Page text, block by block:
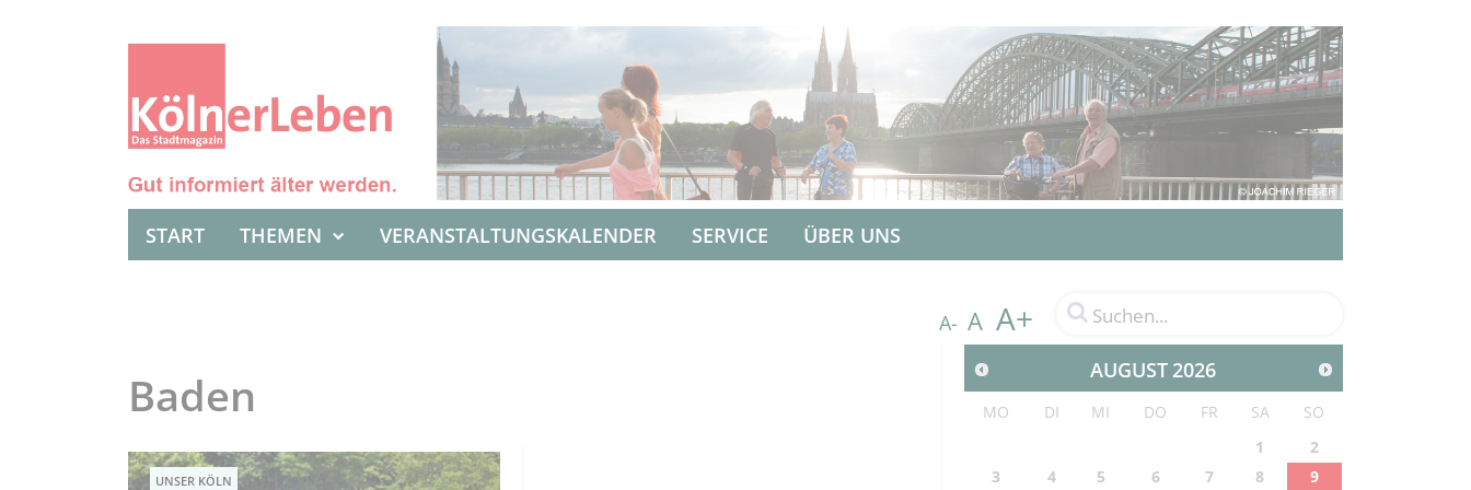
START THEMEN VERANSTALTUNGSKALENDER SERVICE ÜBER UNS
A- A A+
Baden
UNSER KÖLN
AUGUST2026
MO DI MI DO FR SA
SO
1
2
3
4 5 6 7 8 9